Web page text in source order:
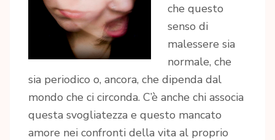
che questo
senso di
malessere sia
normale, che
sia periodico o, ancora, che dipenda dal
mondo che ci circonda. C’è anche chi associa
questa svogliatezza e questo mancato
amore nei confronti della vita al proprio